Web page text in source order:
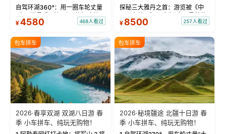
物！
自驾环湖360°：用一圈车轮丈量
“大西洋最后一滴眼泪”的极致蔚
蓝。 赛湖旅拍：甄选多款风格服
绝美瞬间。 赛湖坦克300跟车视
频：专业摄影师...
¥4580 468人看过
探秘三大雅丹之首：游览被《中
国国家地理》评选为“中国最美的
三大雅丹”第一名的克拉玛依魔鬼
瓦人最大村落——禾木村，欣赏
晨雾与小木...
¥ 8500 257人看过
包车拼车
2026·春享双湖 双湖八日游 春
季 小车拼车、纯玩无购物！
包车拼车
2026·秘境疆途 北疆十日游 春
季 小车拼车、纯玩无购物！